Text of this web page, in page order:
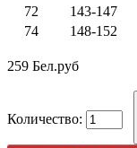
72
143-147
74
148-152
259 Бел.руб
Количество: